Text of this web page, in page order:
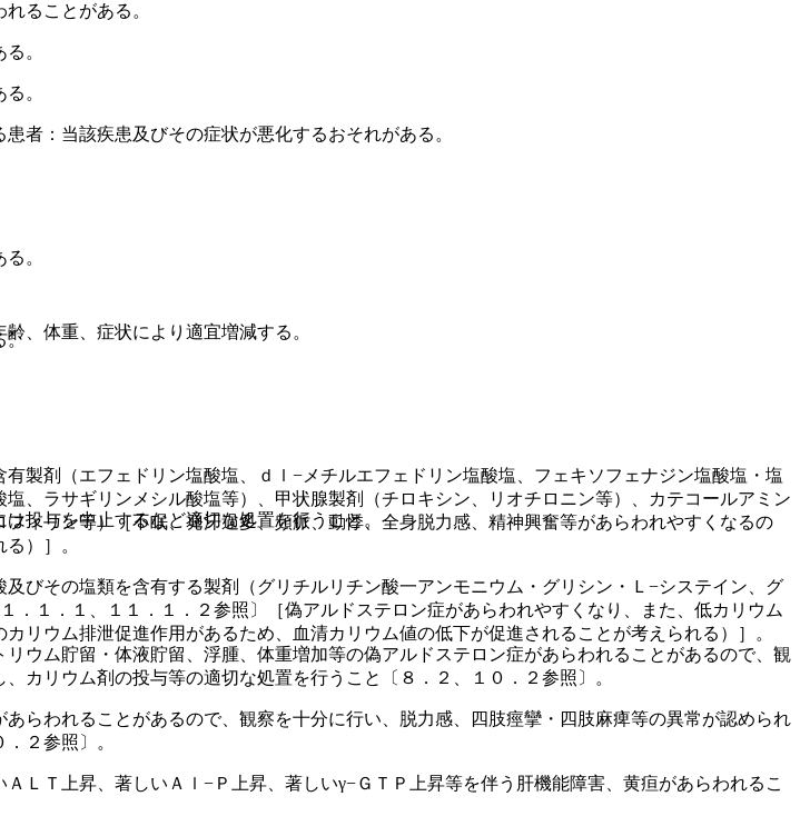
ることがある。
。
。
者：当該疾患及びその症状が悪化するおそれがある。
。
。
剤（エフェドリン塩酸塩、ｄｌ−メチルエフェドリン塩酸塩、フェキソフェナジン塩酸塩・塩
、ラサギリンメシル酸塩等）、甲状腺製剤（チロキシン、リオチロニン等）、カテコールアミン
ィリン等）［不眠、発汗過多、頻脈、動悸、全身脱力感、精神興奮等があらわれやすくなるの
）］。
びその塩類を含有する製剤（グリチルリチン酸一アンモニウム・グリシン・Ｌ−システイン、グ
１．１、１１．１．２参照〕［偽アルドステロン症があらわれやすくなり、また、低カリウム
リウム排泄促進作用があるため、血清カリウム値の低下が促進されることが考えられる）］。
、体重、症状により適宜増減する。
投与を中止するなど適切な処置を行うこと。
ウム貯留・体液貯留、浮腫、体重増加等の偽アルドステロン症があらわれることがあるので、観
カリウム剤の投与等の適切な処置を行うこと〔８．２、１０．２参照〕。
われることがあるので、観察を十分に行い、脱力感、四肢痙攣・四肢麻痺等の異常が認められ
２参照〕。
Ｔ上昇、著しいＡｌ−Ｐ上昇、著しいγ−ＧＴＰ上昇等を伴う肝機能障害、黄疸があらわれるこ